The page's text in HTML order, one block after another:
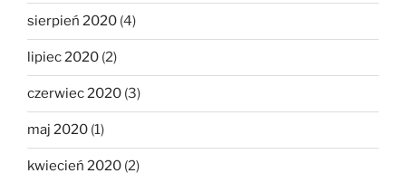
sierpień 2020 (4)
lipiec 2020 (2)
czerwiec 2020 (3)
maj 2020 (1)
kwiecień 2020 (2)